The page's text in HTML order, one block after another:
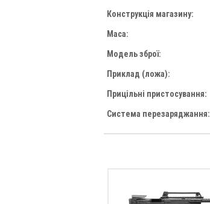
Конструкція магазину:
Маса:
Модель зброї:
Приклад (ложа):
Прицільні пристосування:
Система перезаряджання: